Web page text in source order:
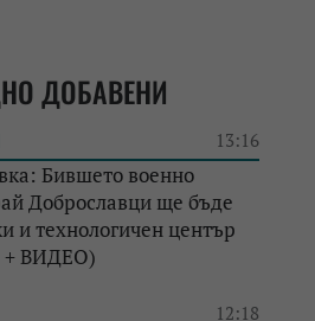
ДОБАВЕНИ
13:16
Бившето военно
Доброславци ще бъде
и технологичен център
ВИДЕО)
12:18